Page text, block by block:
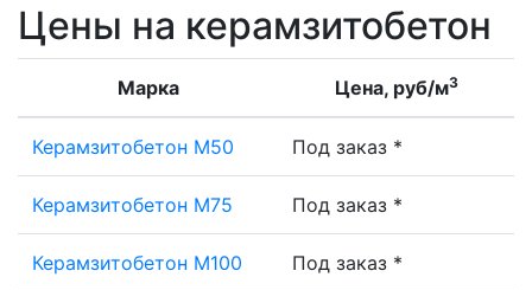
Цены на керамзитобетон
Марка Цена, руб/м3
Керамзитобетон М50 Под заказ *
Керамзитобетон М75 Под заказ *
Керамзитобетон М100 Под заказ *